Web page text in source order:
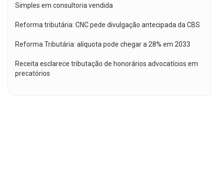
Simples em consultoria vendida
Reforma tributária: CNC pede divulgação antecipada da CBS
Reforma Tributária: alíquota pode chegar a 28% em 2033
Receita esclarece tributação de honorários advocatícios em
precatórios